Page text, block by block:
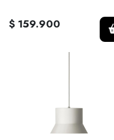
$ 159.900